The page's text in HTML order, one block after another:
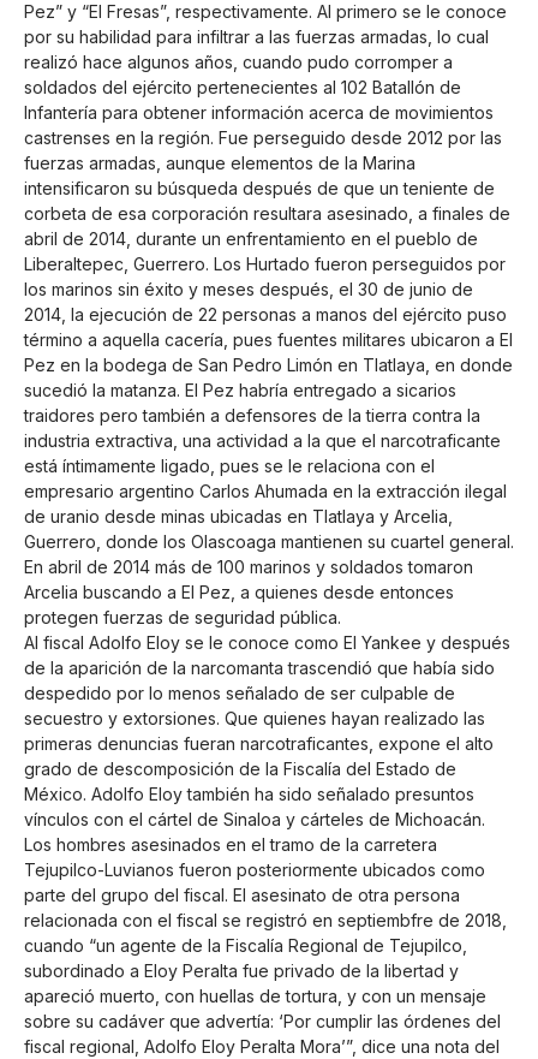
Pez” y “El Fresas”, respectivamente. Al primero se le conoce
por su habilidad para infiltrar a las fuerzas armadas, lo cual
realizó hace algunos años, cuando pudo corromper a
soldados del ejército pertenecientes al 102 Batallón de
Infantería para obtener información acerca de movimientos
castrenses en la región. Fue perseguido desde 2012 por las
fuerzas armadas, aunque elementos de la Marina
intensificaron su búsqueda después de que un teniente de
corbeta de esa corporación resultara asesinado, a finales de
abril de 2014, durante un enfrentamiento en el pueblo de
Liberaltepec, Guerrero. Los Hurtado fueron perseguidos por
los marinos sin éxito y meses después, el 30 de junio de
2014, la ejecución de 22 personas a manos del ejército puso
término a aquella cacería, pues fuentes militares ubicaron a El
Pez en la bodega de San Pedro Limón en Tlatlaya, en donde
sucedió la matanza. El Pez habría entregado a sicarios
traidores pero también a defensores de la tierra contra la
industria extractiva, una actividad a la que el narcotraficante
está íntimamente ligado, pues se le relaciona con el
empresario argentino Carlos Ahumada en la extracción ilegal
de uranio desde minas ubicadas en Tlatlaya y Arcelia,
Guerrero, donde los Olascoaga mantienen su cuartel general.
En abril de 2014 más de 100 marinos y soldados tomaron
Arcelia buscando a El Pez, a quienes desde entonces
protegen fuerzas de seguridad pública.
Al fiscal Adolfo Eloy se le conoce como El Yankee y después
de la aparición de la narcomanta trascendió que había sido
despedido por lo menos señalado de ser culpable de
secuestro y extorsiones. Que quienes hayan realizado las
primeras denuncias fueran narcotraficantes, expone el alto
grado de descomposición de la Fiscalía del Estado de
México. Adolfo Eloy también ha sido señalado presuntos
vínculos con el cártel de Sinaloa y cárteles de Michoacán.
Los hombres asesinados en el tramo de la carretera
Tejupilco-Luvianos fueron posteriormente ubicados como
parte del grupo del fiscal. El asesinato de otra persona
relacionada con el fiscal se registró en septiembfre de 2018,
cuando “un agente de la Fiscalía Regional de Tejupilco,
subordinado a Eloy Peralta fue privado de la libertad y
apareció muerto, con huellas de tortura, y con un mensaje
sobre su cadáver que advertía: ‘Por cumplir las órdenes del
fiscal regional, Adolfo Eloy Peralta Mora’”, dice una nota del